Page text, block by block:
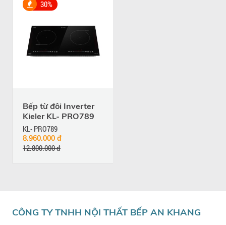
30%
Bếp từ đôi Inverter
Kieler KL- PRO789
KL- PRO789
8.960.000 đ
12.800.000 đ
CÔNG TY TNHH NỘI THẤT BẾP AN KHANG